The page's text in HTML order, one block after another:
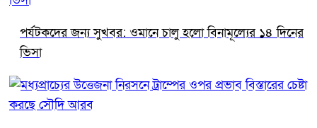
পর্যটকদের জন্য সুখবর: ওমানে চালু হলো বিনামূল্যের ১৪ দিনের
ভিসা